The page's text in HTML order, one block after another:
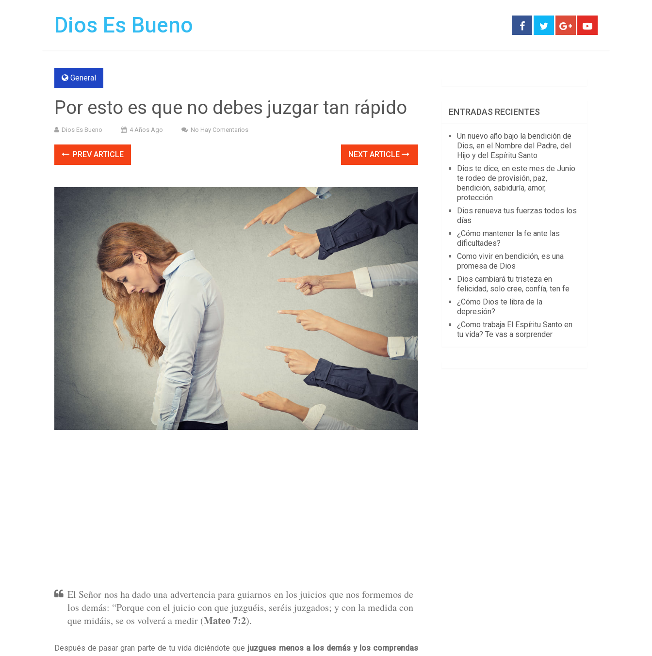
Dios Es Bueno
General
Por esto es que no debes juzgar tan rápido
Dios Es Bueno 4 Años Ago No Hay Comentarios
PREV ARTICLE NEXT ARTICLE
El Señor nos ha dado una advertencia para guiarnos en los juicios que nos formemos de
los demás: “Porque con el juicio con que juzguéis, seréis juzgados; y con la medida con
que midáis, se os volverá a medir (Mateo 7:2).
Después de pasar gran parte de tu vida diciéndote que juzgues menos a los demás y los comprendas
ENTRADAS RECIENTES
Un nuevo año bajo la bendición de
Dios, en el Nombre del Padre, del
Hijo y del Espíritu Santo
Dios te dice, en este mes de Junio
te rodeo de provisión, paz,
bendición, sabiduría, amor,
protección
Dios renueva tus fuerzas todos los
días
¿Cómo mantener la fe ante las
dificultades?
Como vivir en bendición, es una
promesa de Dios
Dios cambiará tu tristeza en
felicidad, solo cree, confía, ten fe
¿Cómo Dios te libra de la
depresión?
¿Como trabaja El Espíritu Santo en
tu vida? Te vas a sorprender